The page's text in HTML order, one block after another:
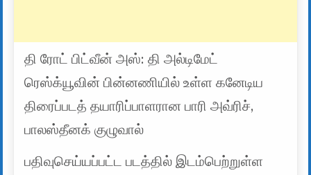
தி ரோட் பிட்வீன் அஸ்: தி அல்டிமேட்
ரெஸ்க்யூவின் பின்னணியில் உள்ள கனேடிய
திரைப்படத் தயாரிப்பாளரான பாரி அவ்ரிச்,
பாலஸ்தீனக் குழுவால்
பதிவுசெய்யப்பட்ட படத்தில் இடம்பெற்றுள்ள